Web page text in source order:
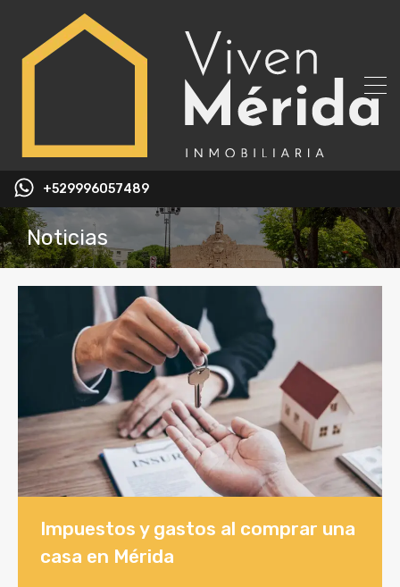
+529996057489
Noticias
Impuestos y gastos al comprar una
casa en Mérida